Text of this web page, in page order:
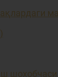
шохобчаси